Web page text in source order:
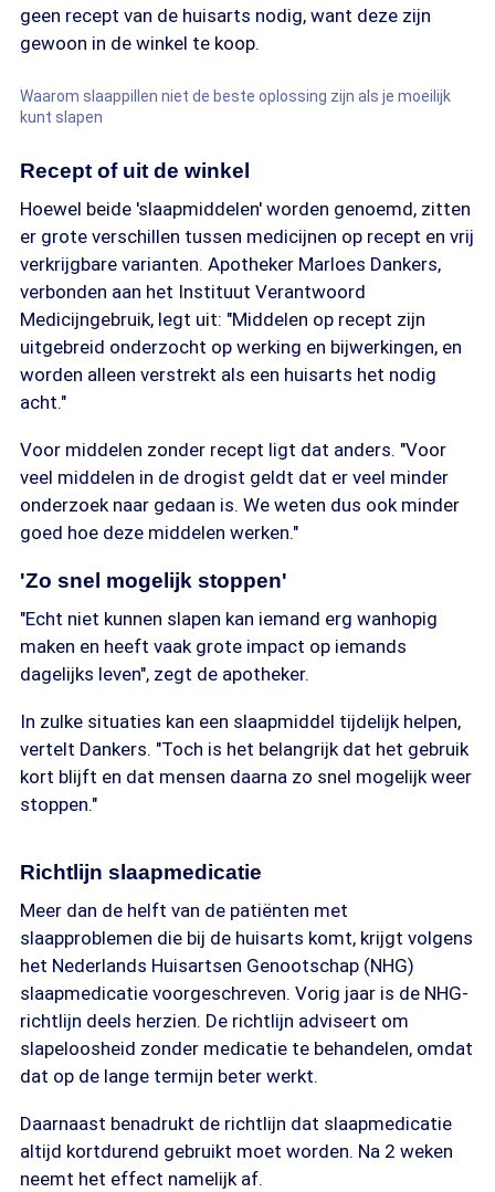
geen recept van de huisarts nodig, want deze zijn
gewoon in de winkel te koop.
Waarom slaappillen niet de beste oplossing zijn als je moeilijk
kunt slapen
Recept of uit de winkel
Hoewel beide 'slaapmiddelen' worden genoemd, zitten
er grote verschillen tussen medicijnen op recept en vrij
verkrijgbare varianten. Apotheker Marloes Dankers,
verbonden aan het Instituut Verantwoord
Medicijngebruik, legt uit: "Middelen op recept zijn
uitgebreid onderzocht op werking en bijwerkingen, en
worden alleen verstrekt als een huisarts het nodig
acht."
Voor middelen zonder recept ligt dat anders. "Voor
veel middelen in de drogist geldt dat er veel minder
onderzoek naar gedaan is. We weten dus ook minder
goed hoe deze middelen werken."
'Zo snel mogelijk stoppen'
"Echt niet kunnen slapen kan iemand erg wanhopig
maken en heeft vaak grote impact op iemands
dagelijks leven", zegt de apotheker.
In zulke situaties kan een slaapmiddel tijdelijk helpen,
vertelt Dankers. "Toch is het belangrijk dat het gebruik
kort blijft en dat mensen daarna zo snel mogelijk weer
stoppen."
Richtlijn slaapmedicatie
Meer dan de helft van de patiënten met
slaapproblemen die bij de huisarts komt, krijgt volgens
het Nederlands Huisartsen Genootschap (NHG)
slaapmedicatie voorgeschreven. Vorig jaar is de NHG-
richtlijn deels herzien. De richtlijn adviseert om
slapeloosheid zonder medicatie te behandelen, omdat
dat op de lange termijn beter werkt.
Daarnaast benadrukt de richtlijn dat slaapmedicatie
altijd kortdurend gebruikt moet worden. Na 2 weken
neemt het effect namelijk af.